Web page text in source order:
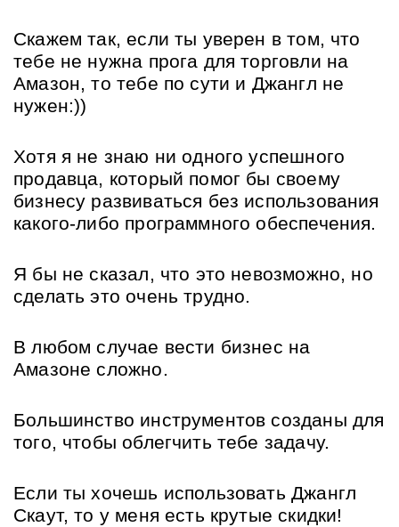
Скажем так, если ты уверен в том, что
тебе не нужна прога для торговли на
Амазон, то тебе по сути и Джангл не
нужен:))
Хотя я не знаю ни одного успешного
продавца, который помог бы своему
бизнесу развиваться без использования
какого-либо программного обеспечения.
Я бы не сказал, что это невозможно, но
сделать это очень трудно.
В любом случае вести бизнес на
Амазоне сложно.
Большинство инструментов созданы для
того, чтобы облегчить тебе задачу.
Если ты хочешь использовать Джангл
Скаут, то у меня есть крутые скидки!